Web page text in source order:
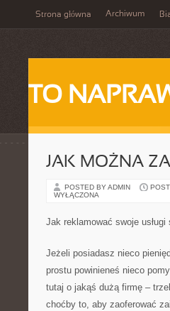
Strona główna Archiwum
TO
JAK MOŻNA
POSTED BY ADMIN
WYŁĄCZONA
Jak reklamować swoje usługi
Jeżeli posiadasz nieco
prostu powinieneś nieco
tutaj o jakąś dużą firmę –
choćby to, aby zaoferować